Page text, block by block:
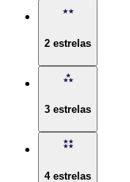
2 estrelas
3 estrelas
4 estrelas